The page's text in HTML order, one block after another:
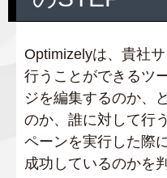
Optimizelyは、貴社
行うことができるツ
ジを編集するのか、
のか、誰に対して行
ペーンを実行した際
成功しているのかを